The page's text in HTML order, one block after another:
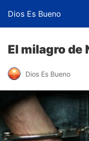
Dios Es Bueno
El milagro de
Dios Es Bueno